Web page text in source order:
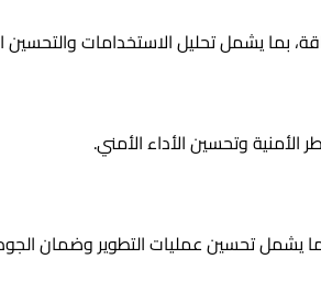
يشمل تحسين عمليات التطوير وضمان